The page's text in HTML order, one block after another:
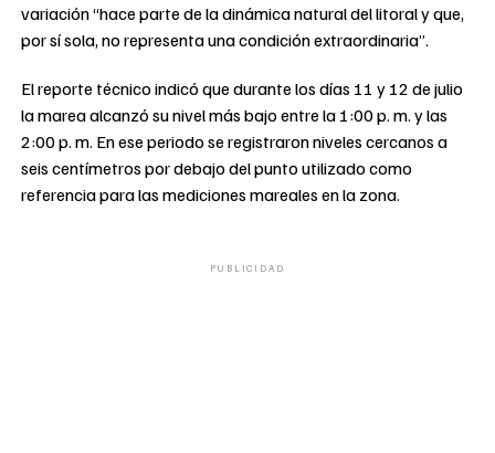
variación “hace parte de la dinámica natural del litoral y que,
por sí sola, no representa una condición extraordinaria”.
El reporte técnico indicó que durante los días 11 y 12 de julio
la marea alcanzó su nivel más bajo entre la 1:00 p. m. y las
2:00 p. m. En ese periodo se registraron niveles cercanos a
seis centímetros por debajo del punto utilizado como
referencia para las mediciones mareales en la zona.
PUBLICIDAD